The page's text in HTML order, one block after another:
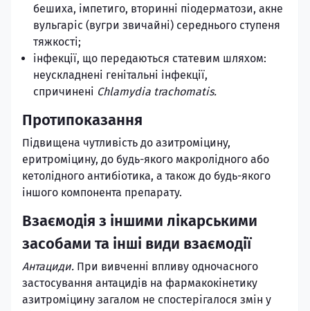
бешиха, імпетиго, вторинні піодерматози, акне
вульгаріс (вугри звичайні) середнього ступеня
тяжкості;
інфекції, що передаються статевим шляхом:
неускладнені генітальні інфекції,
спричинені Chlamydia trachomatis.
Протипоказання
Підвищена чутливість до азитроміцину,
еритроміцину, до будь-якого макролідного або
кетолідного антибіотика, а також до будь-якого
іншого компонента препарату.
Взаємодія з іншими лікарськими
засобами та інші види взаємодії
Антациди. При вивченні впливу одночасного
застосування антацидів на фармакокінетику
азитроміцину загалом не спостерігалося змін у